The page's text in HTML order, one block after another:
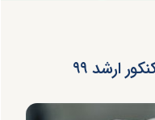
ارشد ۹۹